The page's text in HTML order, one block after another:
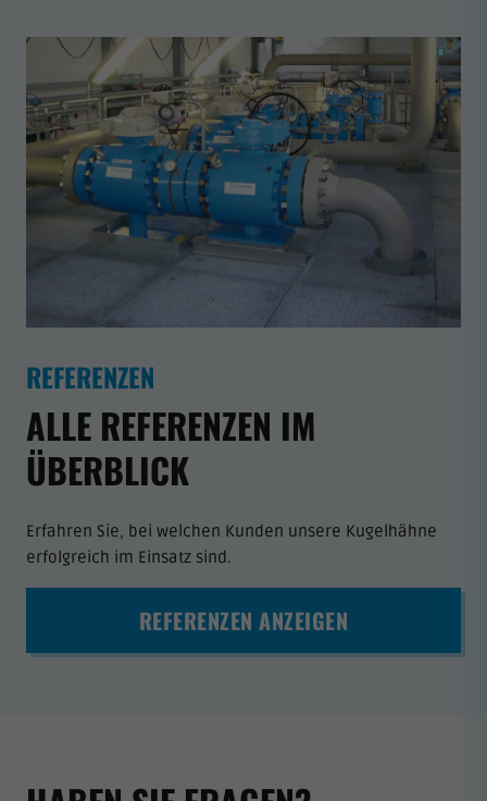
REFERENZEN
ALLE REFERENZEN IM
ÜBERBLICK
Erfahren Sie, bei welchen Kunden unsere Kugelhähne
erfolgreich im Einsatz sind.
REFERENZEN ANZEIGEN